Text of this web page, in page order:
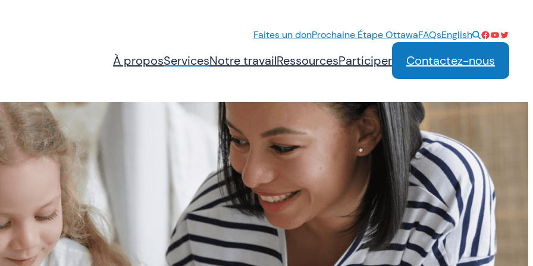
Faites un donProchaine Étape OttawaFAQsEnglish Facebook
YouTube
Twitter
À proposServicesNotre travailRessourcesParticiper Contactez-nous